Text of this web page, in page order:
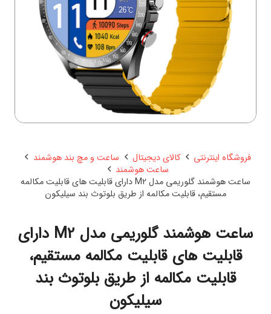
فروشگاه اینترنتی کالای دیجیتال
ساعت و مچ بند هوشمند
ساعت هوشمند
ساعت هوشمند گلوریمی مدل M2 دارای قابلیت های قابلیت مکالمه
مستقیم، قابلیت مکالمه از طریق بلوتوث بند سیلیکون
ساعت هوشمند گلوریمی مدل M2 دارای
قابلیت های قابلیت مکالمه مستقیم،
قابلیت مکالمه از طریق بلوتوث بند
سیلیکون